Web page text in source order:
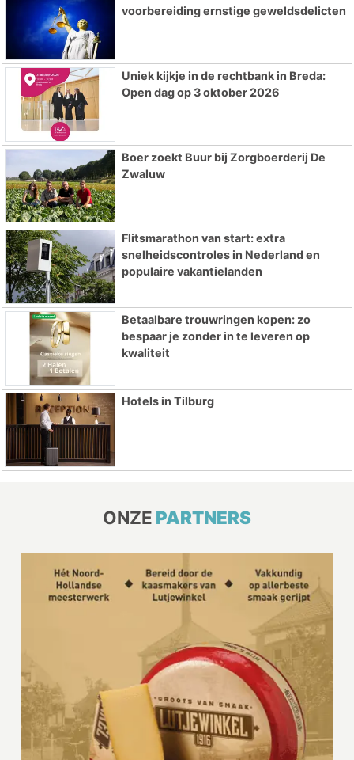
voorbereiding ernstige geweldsdelicten
Uniek kijkje in de rechtbank in Breda:
Open dag op 3 oktober 2026
Boer zoekt Buur bij Zorgboerderij De
Zwaluw
Flitsmarathon van start: extra
snelheidscontroles in Nederland en
populaire vakantielanden
Betaalbare trouwringen kopen: zo
bespaar je zonder in te leveren op
kwaliteit
Hotels in Tilburg
ONZE PARTNERS